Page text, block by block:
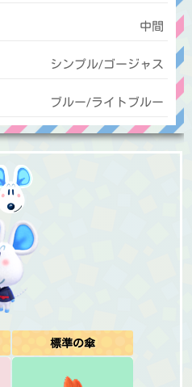
中間
シンプル/ゴージャス
ブルー/ライトブルー
標準の傘